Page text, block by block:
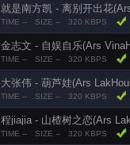
就是南方凯 - 离别开出花
TIME -- SIZE -- 320 KBPS
金志文 - 自娱自乐(Ars
TIME -- SIZE -- 320 KBPS
大张伟 - 葫芦娃(Ars
TIME -- SIZE -- 320 KBPS
程jiajia - 山楂树之恋(Ars
TIME -- SIZE -- 320 KBPS